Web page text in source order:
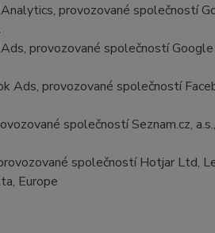
provozované společností
provozované společností
Ads, provozované společností
společností Seznam.cz,
společností Hotjar Ltd,
Europe